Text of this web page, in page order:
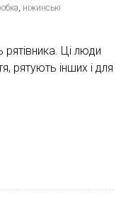
ніжинські
Ці люди
рятують інших і для